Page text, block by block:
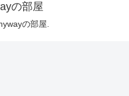
の部屋
の部屋.